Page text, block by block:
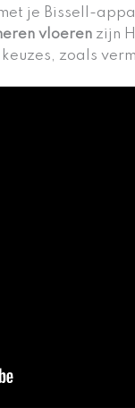
je Bissell-
vloeren zijn
zoals